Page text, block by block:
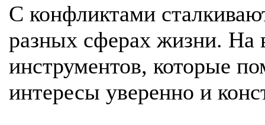
С конфликтами
разных сферах жизни. На
инструментов, которые
интересы уверенно и